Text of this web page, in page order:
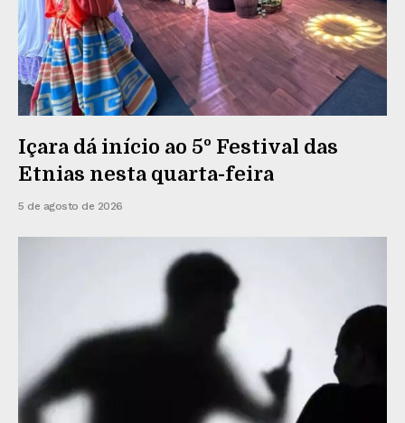
Içara dá início ao 5º Festival das
Etnias nesta quarta-feira
5 de agosto de 2026